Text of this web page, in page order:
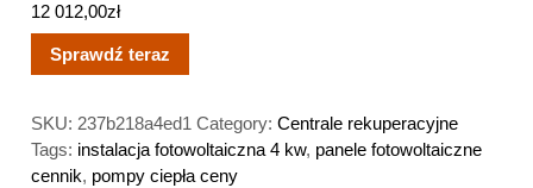
12 012,00zł
Sprawdź teraz
SKU: 237b218a4ed1 Category:Centrale rekuperacyjne
Tags: instalacja fotowoltaiczna 4 kw, panele fotowoltaiczne
cennik, pompy ciepła ceny